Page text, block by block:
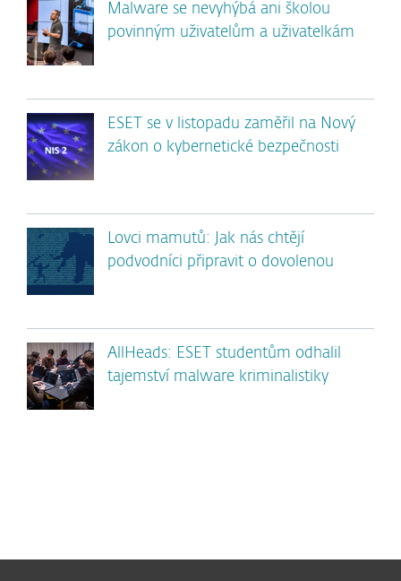
Malware se nevyhýbá ani školou
povinným uživatelům a uživatelkám
ESET se v listopadu zaměřil na Nový
zákon o kybernetické bezpečnosti
Lovci mamutů: Jak nás chtějí
podvodníci připravit o dovolenou
AllHeads: ESET studentům odhalil
tajemství malware kriminalistiky